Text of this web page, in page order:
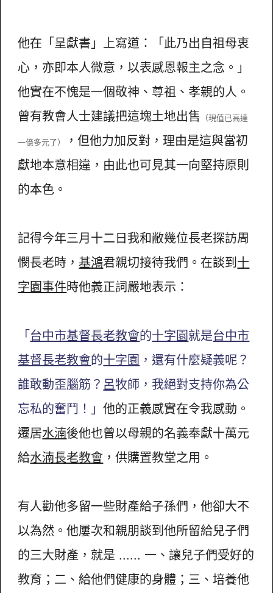
他在「呈獻書」上寫道：「此乃出自祖母衷
心，亦即本人微意，以表感恩報主之念。」
他實在不愧是一個敬神、尊祖、孝親的人。
曾有教會人士建議把這塊土地出售 （現值已高達
一億多元了）
，但他力加反對，理由是這與當初
獻地本意相違，由此也可見其一向堅持原則
的本色。
記得今年三月十二日我和敝幾位長老探訪周
憫長老時， 基鴻君親切接待我們。在談到十
字園事件時他義正詞嚴地表示：
「台中市基督長老教會的十字園就是台中市
基督長老教會的十字園 ，還有什麼疑義呢？
誰敢動歪腦筋？ 呂牧師，我絕對支持你為公
忘私的奮鬥！」他的正義感實在令我感動。
遷居水湳後他也曾以母親的名義奉獻十萬元
給水湳長老教會 ，供購置教堂之用。
有人勸他多留一些財產給子孫們，他卻大不
以為然。他屢次和親朋談到他所留給兒子們
的三大財產，就是 ...... 一、讓兒子們受好的
教育；二、給他們健康的身體；三、培養他